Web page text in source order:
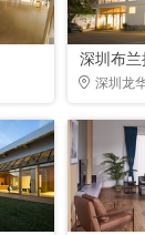
深圳布
深圳龙